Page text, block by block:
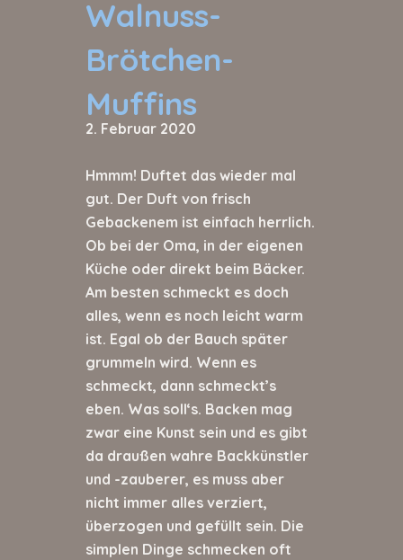
Walnuss-
Brötchen-
Muffins
2. Februar 2020
Hmmm! Duftet das wieder mal
gut. Der Duft von frisch
Gebackenem ist einfach herrlich.
Ob bei der Oma, in der eigenen
Küche oder direkt beim Bäcker.
Am besten schmeckt es doch
alles, wenn es noch leicht warm
ist. Egal ob der Bauch später
grummeln wird. Wenn es
schmeckt, dann schmeckt’s
eben. Was soll‘s. Backen mag
zwar eine Kunst sein und es gibt
da draußen wahre Backkünstler
und -zauberer, es muss aber
nicht immer alles verziert,
überzogen und gefüllt sein. Die
simplen Dinge schmecken oft